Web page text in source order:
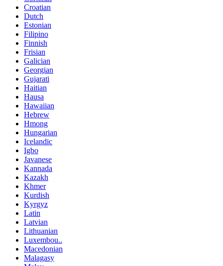
Croatian
Dutch
Estonian
Filipino
Finnish
Frisian
Galician
Georgian
Gujarati
Haitian
Hausa
Hawaiian
Hebrew
Hmong
Hungarian
Icelandic
Igbo
Javanese
Kannada
Kazakh
Khmer
Kurdish
Kyrgyz
Latin
Latvian
Lithuanian
Luxembou..
Macedonian
Malagasy